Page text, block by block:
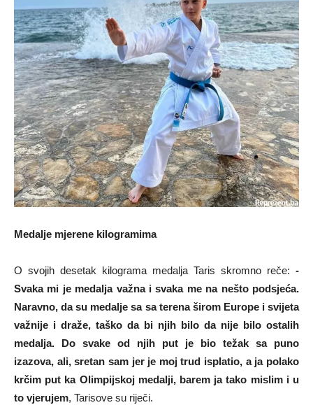
Medalje mjerene kilogramima
O svojih desetak kilograma medalja Taris skromno reče: -
Svaka mi je medalja važna i svaka me na nešto podsjeća.
Naravno, da su medalje sa sa terena širom Europe i svijeta
važnije i draže, taško da bi njih bilo da nije bilo ostalih
medalja. Do svake od njih put je bio težak sa puno
izazova, ali, sretan sam jer je moj trud isplatio, a ja polako
krčim put ka Olimpijskoj medalji, barem ja tako mislim i u
to vjerujem, Tarisove su riječi.